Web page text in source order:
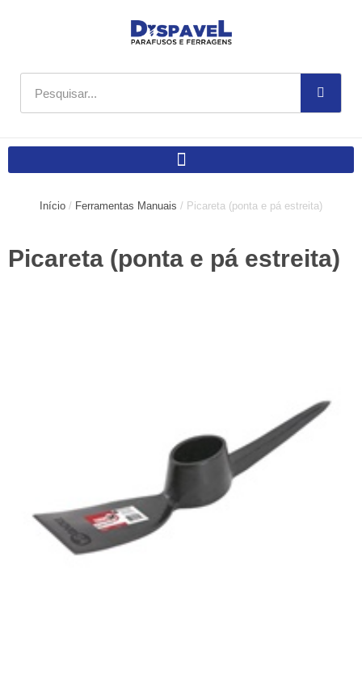
Pesquisar
Início / Ferramentas Manuais / Picareta (ponta e pá estreita)
Picareta (ponta e pá estreita)